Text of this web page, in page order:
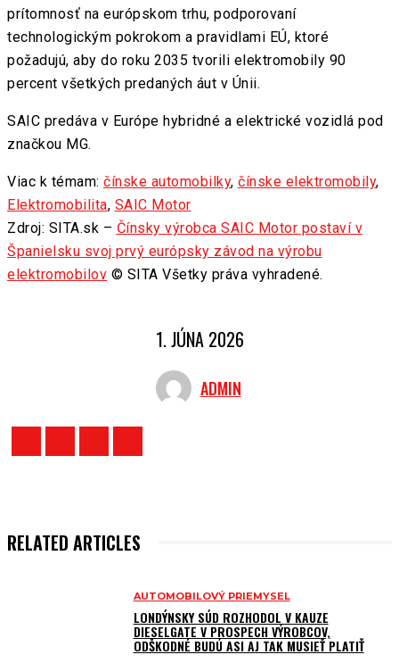
prítomnosť na európskom trhu, podporovaní
technologickým pokrokom a pravidlami EÚ, ktoré
požadujú, aby do roku 2035 tvorili elektromobily 90
percent všetkých predaných áut v Únii.
SAIC predáva v Európe hybridné a elektrické vozidlá pod
značkou MG.
Viac k témam: čínske automobilky, čínske elektromobily,
Elektromobilita, SAIC Motor
Zdroj: SITA.sk – Čínsky výrobca SAIC Motor postaví v
Španielsku svoj prvý európsky závod na výrobu
elektromobilov © SITA Všetky práva vyhradené.
1. JÚNA 2026
ADMIN
RELATED ARTICLES
AUTOMOBILOVÝ PRIEMYSEL
LONDÝNSKY SÚD ROZHODOL V KAUZE
DIESELGATE V PROSPECH VÝROBCOV,
ODŠKODNÉ BUDÚ ASI AJ TAK MUSIEŤ PLATIŤ